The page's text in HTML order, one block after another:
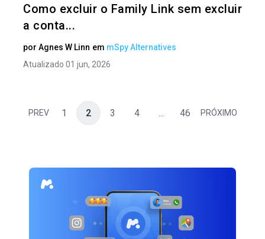
Como excluir o Family Link sem excluir
a conta...
por Agnes W Linn em mSpy Alternatives
Atualizado 01 jun, 2026
PREV 1 2 3 4 ... 46 PRÓXIMO